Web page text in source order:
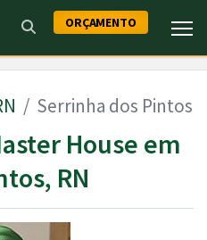
ORÇAMENTO
Serrinha dos Pintos
House em
RN